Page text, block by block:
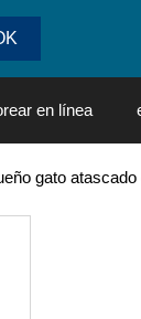
en línea
gato